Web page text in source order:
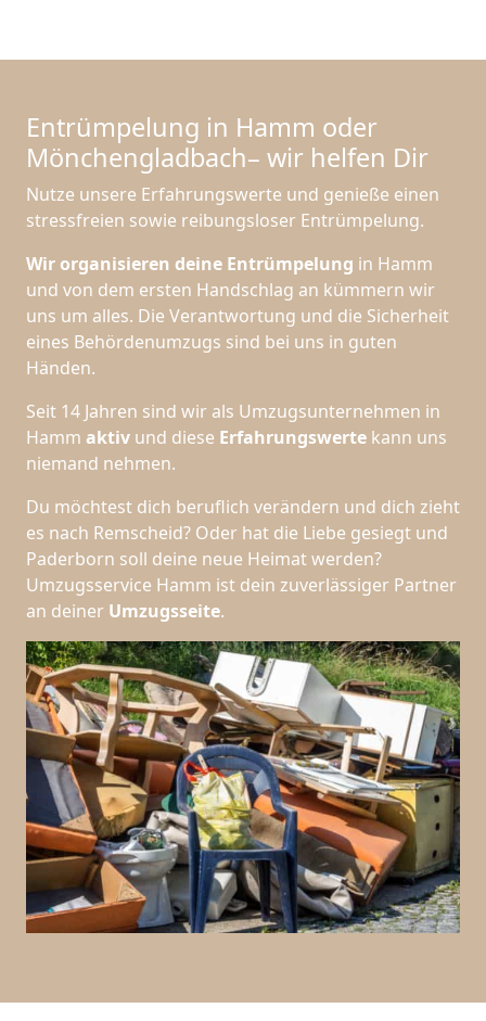
Entrümpelung in Hamm oder
Mönchen­gladbach– wir helfen Dir
Nutze unsere Erfahrungswerte und genieße einen
stressfreien sowie reibungsloser Entrümpelung.
Wir organisieren deine Entrümpelung in Hamm
und von dem ersten Handschlag an kümmern wir
uns um alles. Die Verantwortung und die Sicherheit
eines Behördenumzugs sind bei uns in guten
Händen.
Seit 14 Jahren sind wir als Umzugsunternehmen in
Hamm aktiv und diese Erfahrungswerte kann uns
niemand nehmen.
Du möchtest dich beruflich verändern und dich zieht
es nach Remscheid? Oder hat die Liebe gesiegt und
Paderborn soll deine neue Heimat werden?
Umzugsservice Hamm ist dein zuverlässiger Partner
an deiner Umzugsseite.